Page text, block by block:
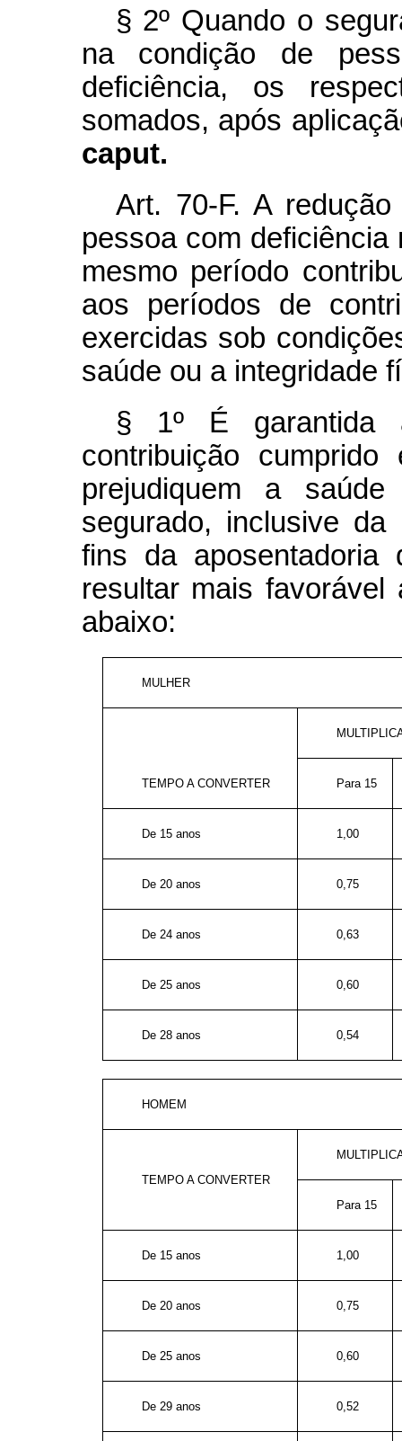
§ 2º Quando o
na condição de
deficiência, os
somados, após
caput.
Art. 70-F. A
pessoa com
mesmo período
aos períodos de
exercidas sob
saúde ou a integridade
§ 1º É garantida
contribuição
prejudiquem a
segurado, inclusive
fins da
resultar mais favorável
abaixo:
MULHER
TEMPO A CONVERTER Para 15
De 15 anos 1,00
De 20 anos 0,75
De 24 anos 0,63
De 25 anos 0,60
De 28 anos 0,54
HOMEM
TEMPO A CONVERTER
Para 15
De 15 anos 1,00
De 20 anos 0,75
De 25 anos 0,60
De 29 anos 0,52